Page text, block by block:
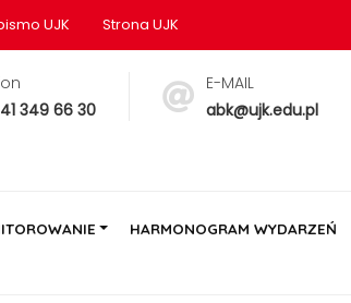
UJK Strona UJK
349 66 30
E-MAIL
abk@ujk.edu.pl
HARMONOGRAM WYDARZEŃ